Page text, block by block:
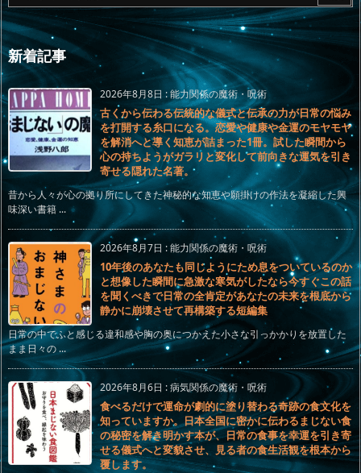
新着記事
2026年8月8日 :能力関係の魔術・呪術
古くから伝わる伝統的な儀式と伝承の力が日常の悩み
を打開する糸口になる。恋愛や健康や金運のモヤモヤ
を解消へと導く知恵が詰まった1冊。試した瞬間から
心の持ちようがガラリと変化して前向きな運気を引き
寄せる隠れた名著。
昔から人々が心の拠り所にしてきた神秘的な知恵や願掛けの作法を凝縮した興
味深い書籍 ...
2026年8月7日 :能力関係の魔術・呪術
10年後のあなたも同じようにため息をついているのか
と想像した瞬間に急激な寒気がしたなら今すぐこの話
を聞くべきで日常の全肯定があなたの未来を根底から
静かに崩壊させて再構築する短編集
日常の中でふと感じる違和感や胸の奥につかえた小さな引っかかりを放置した
まま日々の ...
2026年8月6日 :病気関係の魔術・呪術
食べるだけで運命が劇的に塗り替わる奇跡の食文化を
知っていますか。日本全国に密かに伝わるまじない食
の秘密を解き明かす本が、日常の食事を幸運を引き寄
せる儀式へと変貌させ、見る者の食生活観を根本から
覆します。